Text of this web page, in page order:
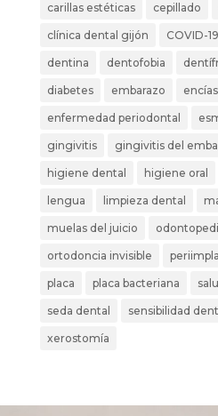
carillas estéticas cepillado
clínica dental gijón COVID-19
dentina dentofobia
diabetes embarazo encías
enfermedad periodontal
gingivitis gingivitis del
higiene dental higiene oral
lengua limpieza dental
muelas del juicio
ortodoncia invisible
placa placa bacteriana
seda dental sensibilidad
xerostomía